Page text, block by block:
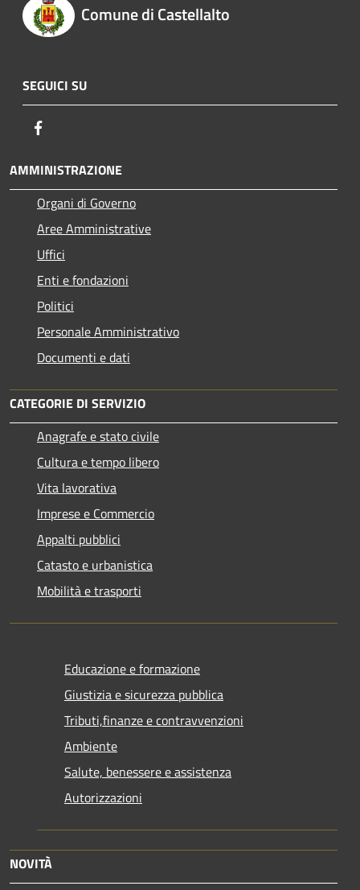
Comune di Castellalto
SEGUICI SU
AMMINISTRAZIONE
Organi di Governo
Aree Amministrative
Uffici
Enti e fondazioni
Politici
Personale Amministrativo
Documenti e dati
CATEGORIE DI SERVIZIO
Anagrafe e stato civile
Cultura e tempo libero
Vita lavorativa
Imprese e Commercio
Appalti pubblici
Catasto e urbanistica
Mobilità e trasporti
Educazione e formazione
Giustizia e sicurezza pubblica
Tributi,finanze e contravvenzioni
Ambiente
Salute, benessere e assistenza
Autorizzazioni
NOVITÀ